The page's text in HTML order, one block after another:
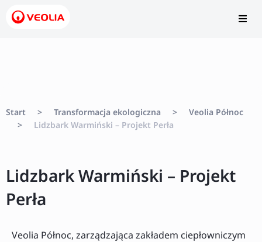
Start > Transformacja ekologiczna >
Veolia Północ
>
Lidzbark Warmiński – Projekt Perła
Lidzbark Warmiński – Projekt
Perła
Veolia Północ, zarządzająca zakładem ciepłowniczym